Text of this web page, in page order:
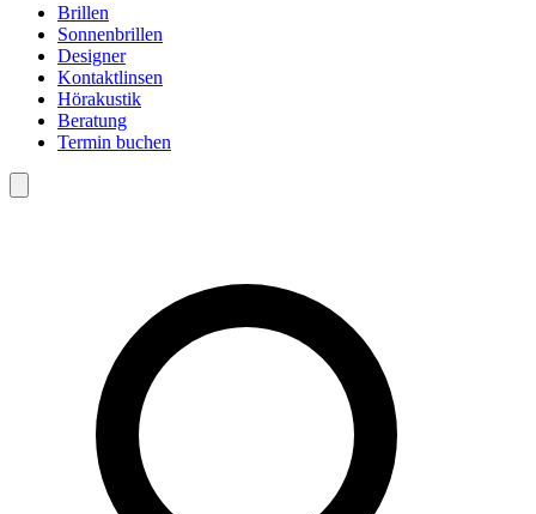
Brillen
Sonnenbrillen
Designer
Kontaktlinsen
Hörakustik
Beratung
Termin buchen